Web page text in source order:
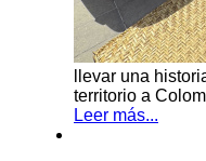
llevar una
territorio a
Leer más...